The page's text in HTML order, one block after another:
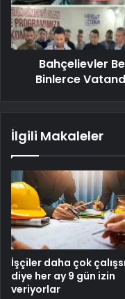
Bahçelievler
Binlerce
İlgili Makaleler
İşçiler daha çok
diye her ay 9 gün izin
veriyorlar